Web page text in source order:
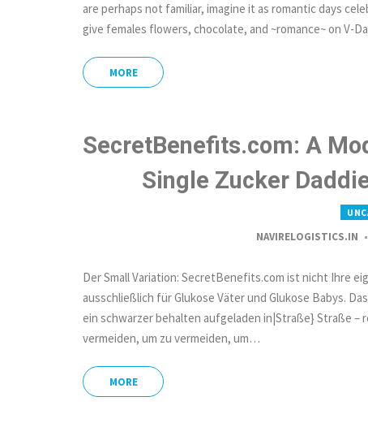
are perhaps not familiar, imagine it as romantic days
give females flowers, chocolate, and ~romance~ on V-
MORE
SecretBenefits.com: A
Single Zucker
NAVIRELOGISTICS.IN
Der Small Variation: SecretBenefits.com ist nicht Ihre
ausschließlich für Glukose Väter und Glukose Babys.
ein schwarzer behalten aufgeladen in|Straße} Straße –
vermeiden, um zu vermeiden, um…
MORE